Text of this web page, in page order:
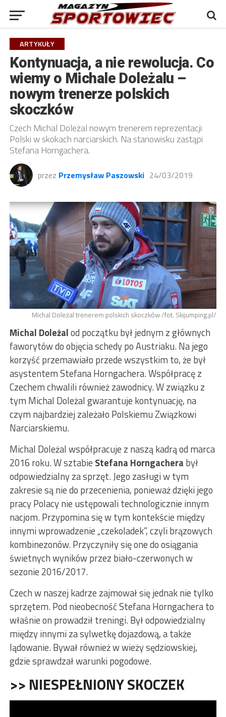
ARTYKUŁY
Kontynuacja, a nie rewolucja. Co
wiemy o Michale Doleżalu –
nowym trenerze polskich
skoczków
Czech Michal Doleżal nowym trenerem reprezentacji
Polski w skokach narciarskich. Na stanowisku zastąpi
Stefana Horngachera.
przez Przemysław Paszowski 24/03/2019
Michal Doleżal trenerem polskich skoczków /fot. Skijumping.pl/
Michal Doleżalod początku był jednym z głównych
faworytów do objęcia schedy po Austriaku. Na jego
korzyść przemawiało przede wszystkim to, że był
asystentem Stefana Horngachera. Współpracę z
Czechem chwalili również zawodnicy. W związku z
tym Michal Doleżal gwarantuje kontynuację, na
czym najbardziej zależało Polskiemu Związkowi
Narciarskiemu.
Michal Doleżal współpracuje z naszą kadrą od marca
2016 roku. W sztabie Stefana Horngachera był
odpowiedzialny za sprzęt. Jego zasługi w tym
zakresie są nie do przecenienia, ponieważ dzięki jego
pracy Polacy nie ustępowali technologicznie innym
nacjom. Przypomina się w tym kontekście między
innymi wprowadzenie „czekoladek”, czyli brązowych
kombinezonów. Przyczyniły się one do osiągania
świetnych wyników przez biało-czerwonych w
sezonie 2016/2017.
Czech w naszej kadrze zajmował się jednak nie tylko
sprzętem. Pod nieobecność Stefana Horngachera to
właśnie on prowadził treningi. Był odpowiedzialny
między innymi za sylwetkę dojazdową, a także
lądowanie. Bywał również w wieży sędziowskiej,
gdzie sprawdzał warunki pogodowe.
>> NIESPEŁNIONY SKOCZEK